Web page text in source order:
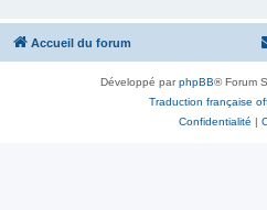
Accueil du forum
Développé parphpBB® Forum
Traduction française
Confidentialité |